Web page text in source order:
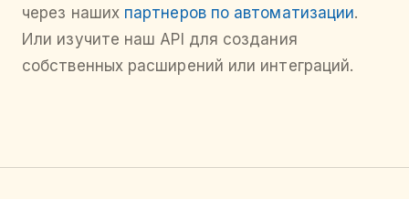
через наших партнеров по автоматизации.
Или изучите наш API для создания
собственных расширений или интеграций.